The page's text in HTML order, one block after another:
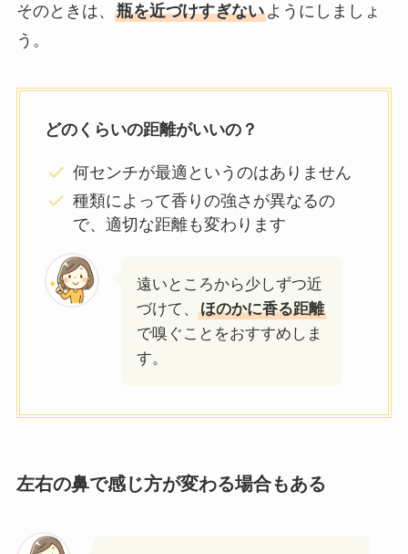
そのときは、 瓶を近づけすぎないようにしましょ
う。
どのくらいの距離がいいの？
何センチが最適というのはありません
種類によって香りの強さが異なるの
で、適切な距離も変わります
遠いところから少しずつ近
づけて、
ほのかに香る距離
で嗅ぐことをおすすめしま
す。
左右の鼻で感じ方が変わる場合もある